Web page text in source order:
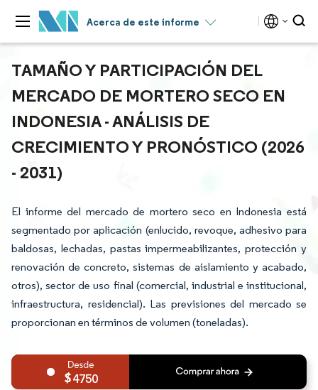
Acerca de este informe
TAMAÑO Y PARTICIPACIÓN DEL
MERCADO DE MORTERO SECO EN
INDONESIA - ANÁLISIS DE
CRECIMIENTO Y PRONÓSTICO (2026
- 2031)
El informe del mercado de mortero seco en Indonesia está
segmentado por aplicación (enlucido, revoque, adhesivo para
baldosas, lechadas, pastas impermeabilizantes, protección y
renovación de concreto, sistemas de aislamiento y acabado,
otros), sector de uso final (comercial, industrial e institucional,
infraestructura, residencial). Las previsiones del mercado se
proporcionan en términos de volumen (toneladas).
4750